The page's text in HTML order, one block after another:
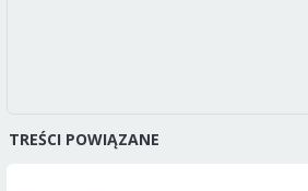
TREŚCI POWIĄZANE